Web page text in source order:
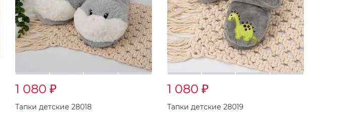
1 080 ₽
Тапки детские 28018
1 080 ₽
Тапки детские 28019